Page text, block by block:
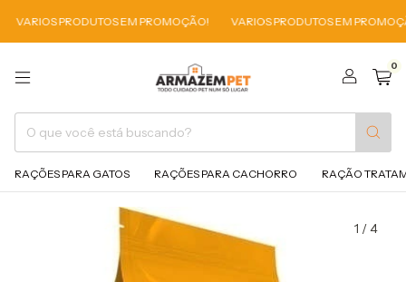
PRODUTOS EM PROMOÇÃO! VARIOS PRODUTOS EM PROMOÇÃO!
0
RAÇÕES PARA GATOS RAÇÕES PARA CACHORRO RAÇÃO
1 /4